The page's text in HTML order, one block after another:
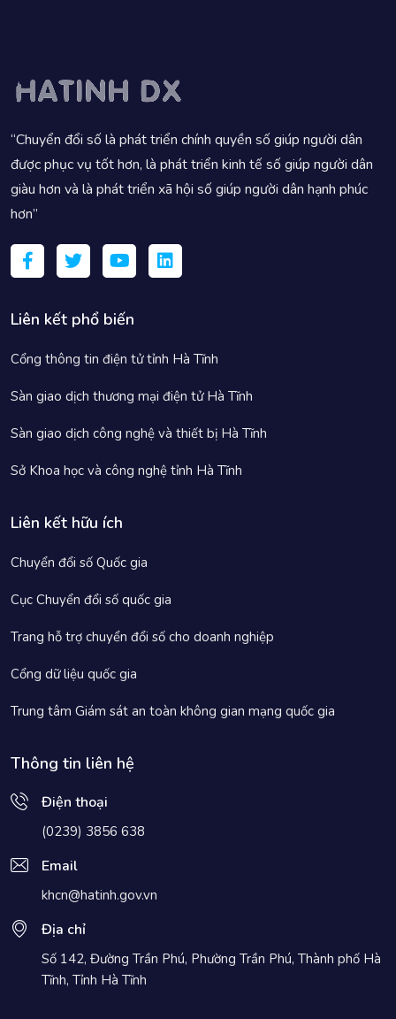
“Chuyển đổi số là phát triển chính quyền số giúp người dân
được phục vụ tốt hơn, là phát triển kinh tế số giúp người dân
giàu hơn và là phát triển xã hội số giúp người dân hạnh phúc
hơn”
Liên kết phổ biến
Cổng thông tin điện tử tỉnh Hà Tĩnh
Sàn giao dịch thương mại điện tử Hà Tĩnh
Sàn giao dịch công nghệ và thiết bị Hà Tĩnh
Sở Khoa học và công nghệ tỉnh Hà Tĩnh
Liên kết hữu ích
Chuyển đổi số Quốc gia
Cục Chuyển đổi số quốc gia
Trang hỗ trợ chuyển đổi số cho doanh nghiệp
Cổng dữ liệu quốc gia
Trung tâm Giám sát an toàn không gian mạng quốc gia
Thông tin liên hệ
Điện thoại
(0239) 3856 638
Email
khcn@hatinh.gov.vn
Địa chỉ
Số 142, Đường Trần Phú, Phường Trần Phú, Thành phố Hà
Tĩnh, Tỉnh Hà Tĩnh